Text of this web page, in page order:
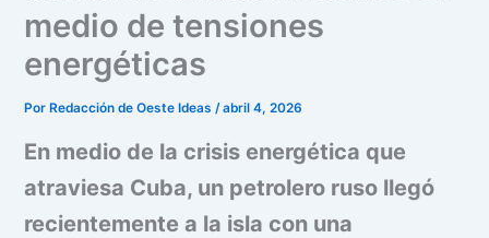
medio de tensiones
energéticas
Por Redacción de Oeste Ideas/abril 4, 2026
En medio de la crisis energética que
atraviesa Cuba, un petrolero ruso llegó
recientemente a la isla con una